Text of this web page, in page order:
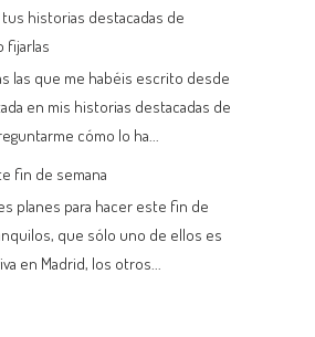
historias destacadas de
fijarlas
las que me habéis escrito desde
en mis historias destacadas de
cómo lo ha...
fin de semana
planes para hacer este fin de
que sólo uno de ellos es
en Madrid, los otros...